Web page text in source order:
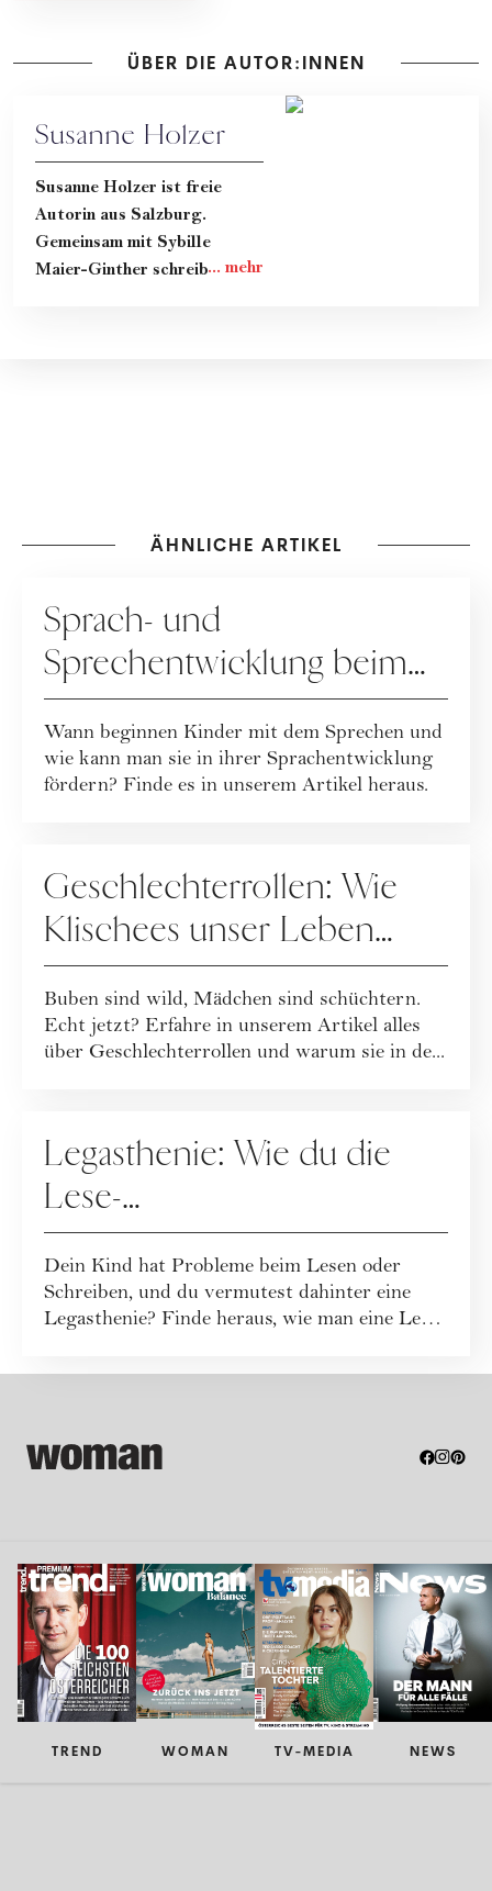
ÜBER DIE AUTOR:INNEN
Susanne Holzer
Susanne Holzer ist freie
Autorin aus Salzburg.
Gemeinsam mit Sybille
Maier-Ginther schreibt sie im
ÄHNLICHE ARTIKEL
Sprach- und
Sprechentwicklung beim
Kind
Wann beginnen Kinder mit dem Sprechen und
wie kann man sie in ihrer Sprachentwicklung
fördern? Finde es in unserem Artikel heraus.
Geschlechterrollen: Wie
Klischees unser Leben
bestimmen
Buben sind wild, Mädchen sind schüchtern.
Echt jetzt? Erfahre in unserem Artikel alles
über Geschlechterrollen und warum sie in de...
Legasthenie: Wie du die
Lese-
Rechtschreibschwäche bei
Kindern erkennst
Dein Kind hat Probleme beim Lesen oder
Schreiben, und du vermutest dahinter eine
Legasthenie? Finde heraus, wie man eine Lese-
TREND WOMAN TV-MEDIA NEWS